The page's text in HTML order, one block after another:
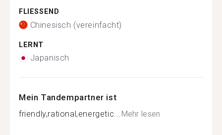
FLIESSEND
Chinesisch (vereinfacht)
LERNT
Japanisch
Mein Tandempartner ist
friendly,rational,energetic...Mehr lesen